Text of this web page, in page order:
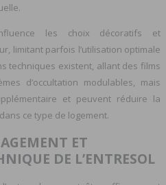
les choix décoratifs et
limitant parfois l’utilisation optimale
techniques existent, allant des films
d’occultation modulables, mais
et peuvent réduire la
dans ce type de logement.
ET
DE L’ENTRESOL